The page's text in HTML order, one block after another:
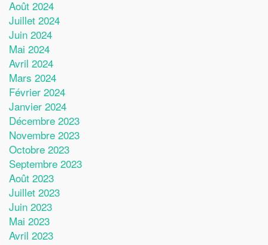
Août 2024
Juillet 2024
Juin 2024
Mai 2024
Avril 2024
Mars 2024
Février 2024
Janvier 2024
Décembre 2023
Novembre 2023
Octobre 2023
Septembre 2023
Août 2023
Juillet 2023
Juin 2023
Mai 2023
Avril 2023